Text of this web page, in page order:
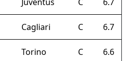
Cagliari C 6.7
Torino C 6.6